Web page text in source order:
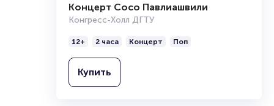
Концерт Сосо Павлиашвили
Конгресс-Холл ДГТУ
12+ 2 часа Концерт Поп
Купить